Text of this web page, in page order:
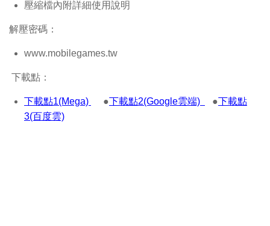
壓縮檔內附詳細使用說明
解壓密碼：
www.mobilegames.tw
下載點：
下載點1(Mega) ●下載點2(Google雲端) ●下載點
3(百度雲)